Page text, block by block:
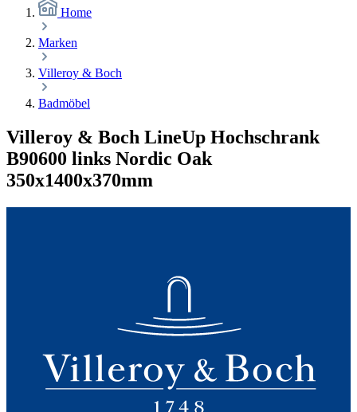
Home
Marken
Villeroy & Boch
Badmöbel
Villeroy & Boch LineUp Hochschrank
B90600 links Nordic Oak
350x1400x370mm